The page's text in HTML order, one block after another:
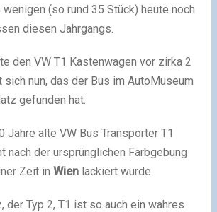
(so rund 35 Stück) heute noch
diesen Jahrgangs.
den VW T1 Kastenwagen vor zirka 2
sich nun, das der Bus im AutoMuseum
gefunden hat.
Jahre alte VW Bus Transporter T1
nach der ursprünglichen Farbgebung
Zeit in Wienlackiert wurde.
der Typ 2, T1 ist so auch ein wahres